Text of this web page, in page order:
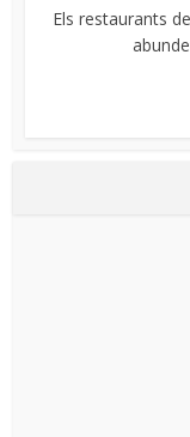
Els restaurants